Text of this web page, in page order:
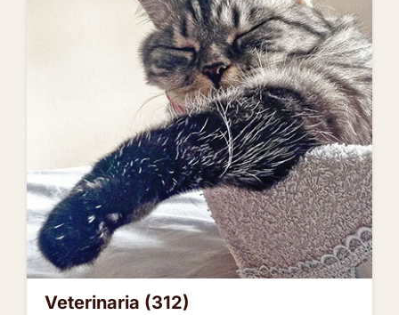
Veterinaria (312)